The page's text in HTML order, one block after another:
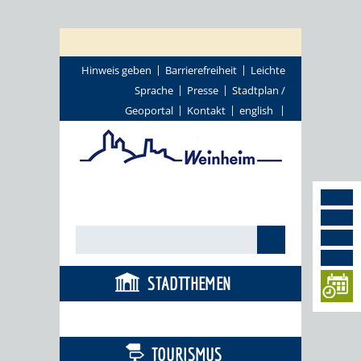
Hinweis geben Barrierefreiheit
Leichte
Sprache
Presse
Stadtplan /
Geoportal
Kontakt english
STADTTHEMEN
TOURISMUS